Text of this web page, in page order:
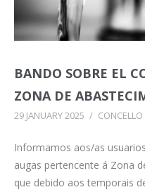
BANDO SOBRE EL
ZONA DE
29 JANUARY 2025 / CONCELLO
Informamos aos/as
augas pertencente á Zona
que debido aos temporais